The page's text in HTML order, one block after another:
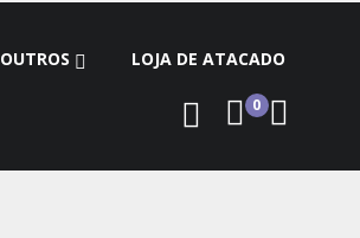
OUTROS LOJA DE ATACADO
0